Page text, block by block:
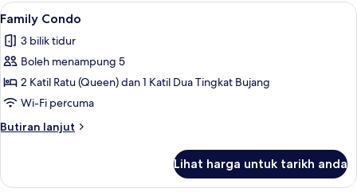
Lihat
semua
foto
untuk
Family
Condo
Family Condo | 3 bilik tidur,
7
Family Condo
3 bilik tidur
Boleh menampung 5
2 Katil Ratu (Queen) dan 1 Katil Dua Tingkat Bujang
Wi-Fi percuma
Butiran lanjut
Butiran
Condo
Lihat harga untuk tarikh anda